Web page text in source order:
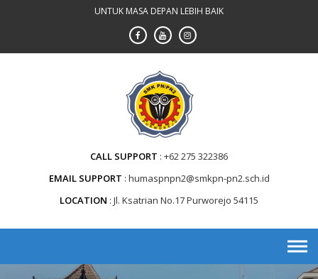
UNTUK MASA DEPAN LEBIH BAIK
CALL SUPPORT +62 275 322386
EMAIL SUPPORT humaspnpn2@smkpn-pn2.sch.id
LOCATION Jl. Ksatrian No.17 Purworejo 54115